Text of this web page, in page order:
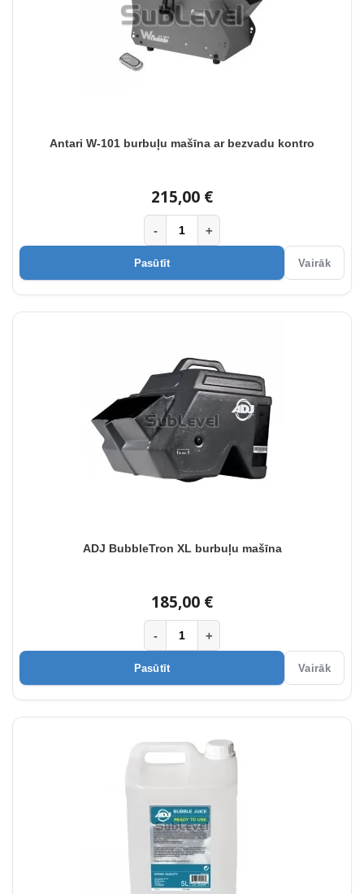
Antari W-101 burbuļu mašīna ar bezvadu kontro
215,00 €
- +
Pasūtīt Vairāk
ADJ BubbleTron XL burbuļu mašīna
185,00 €
- +
Pasūtīt Vairāk